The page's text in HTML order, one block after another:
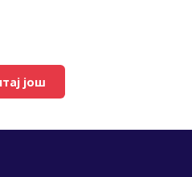
још